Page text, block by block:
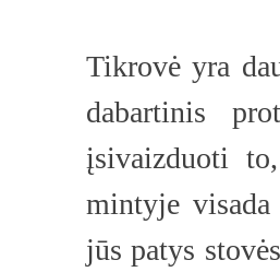
Tikrovė yra
dabartinis
įsivaizduoti
mintyje
jūs patys